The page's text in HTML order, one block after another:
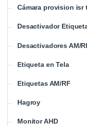
Cámara provision isr
Desactivador
Desactivadores AM/
Etiqueta en Tela
Etiquetas AM/RF
Hagroy
Monitor AHD